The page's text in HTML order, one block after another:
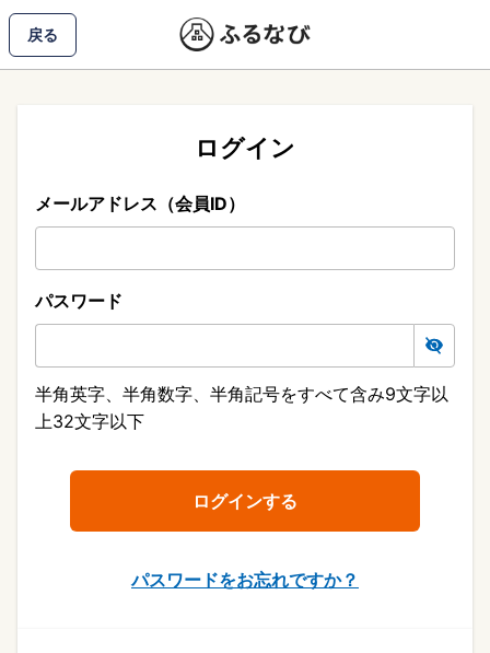
戻る
ログイン
メールアドレス（会員ID）
パスワード
半角英字、半角数字、半角記号をすべて含み9文字以
上32文字以下
パスワードをお忘れですか？